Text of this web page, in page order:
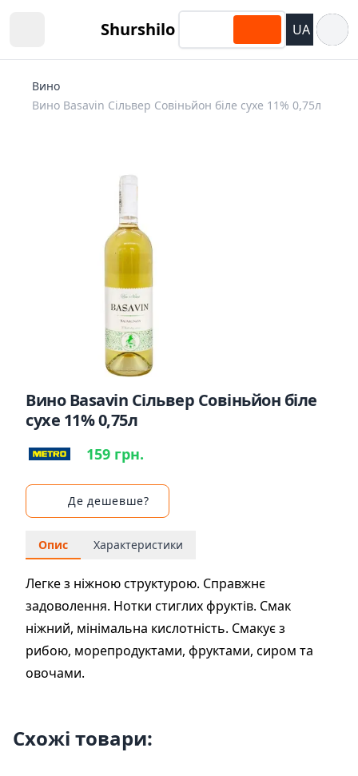
Shurshilo UA
Вино
Вино Basavin Сільвер Совіньйон біле сухе 11% 0,75л
Вино Basavin Сільвер Совіньйон біле
сухе 11% 0,75л
159 грн.
Де дешевше?
Опис Характеристики
Легке з ніжною структурою. Справжнє
задоволення. Нотки стиглих фруктів. Смак
ніжний, мінімальна кислотність. Смакує з
рибою, морепродуктами, фруктами, сиром та
овочами.
Схожі товари: